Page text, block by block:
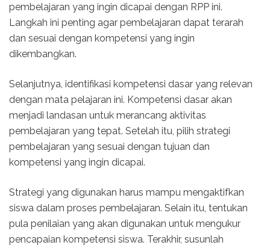
pembelajaran yang ingin dicapai dengan RPP ini.
Langkah ini penting agar pembelajaran dapat terarah
dan sesuai dengan kompetensi yang ingin
dikembangkan.
Selanjutnya, identifikasi kompetensi dasar yang relevan
dengan mata pelajaran ini. Kompetensi dasar akan
menjadi landasan untuk merancang aktivitas
pembelajaran yang tepat. Setelah itu, pilih strategi
pembelajaran yang sesuai dengan tujuan dan
kompetensi yang ingin dicapai.
Strategi yang digunakan harus mampu mengaktifkan
siswa dalam proses pembelajaran. Selain itu, tentukan
pula penilaian yang akan digunakan untuk mengukur
pencapaian kompetensi siswa. Terakhir, susunlah